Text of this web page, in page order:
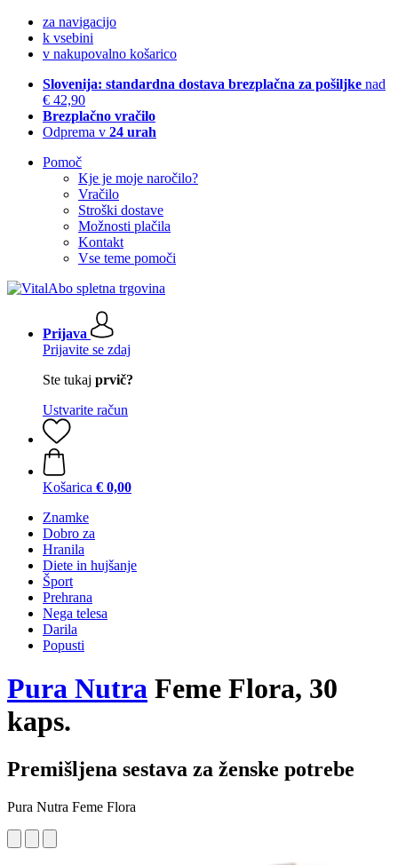
za navigacijo
k vsebini
v nakupovalno košarico
Slovenija: standardna dostava brezplačna za pošiljke nad
€ 42,90
Brezplačno vračilo
Odprema v 24 urah
Pomoč
Kje je moje naročilo?
Vračilo
Stroški dostave
Možnosti plačila
Kontakt
Vse teme pomoči
Prijava
Prijavite se zdaj
Ste tukaj prvič?
Ustvarite račun
Košarica € 0,00
Znamke
Dobro za
Hranila
Diete in hujšanje
Šport
Prehrana
Nega telesa
Darila
Popusti
Pura Nutra Feme Flora, 30
kaps.
Premišljena sestava za ženske potrebe
Pura Nutra Feme Flora